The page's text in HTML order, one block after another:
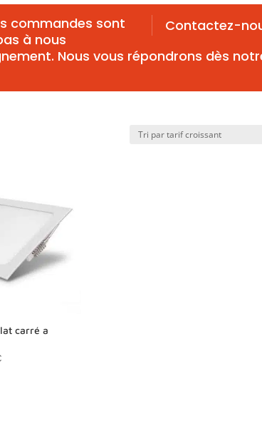
Contactez-
commandes sont
à nous
Nous vous répondrons dès
carré a
Plage